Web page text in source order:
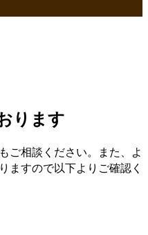
ります
ご相談ください。また、よ
ますので以下よりご確認く